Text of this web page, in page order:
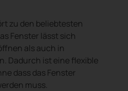
zu den beliebtesten
Fenster lässt sich
als auch in
Dadurch ist eine flexible
dass das Fenster
muss.